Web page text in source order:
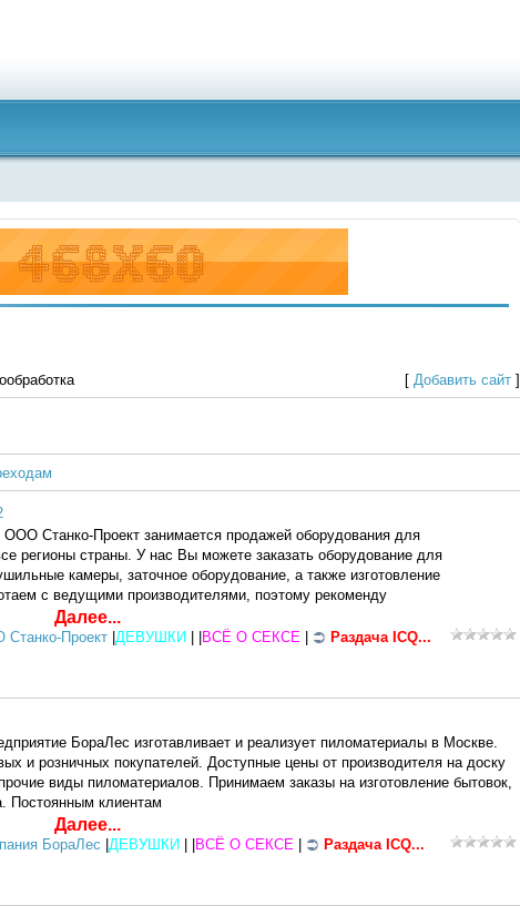
[ Добавить сайт]
ООО Станко-Проект занимается продажей оборудования для
регионы страны. У нас Вы можете заказать оборудование для
камеры, заточное оборудование, а также изготовление
с ведущими производителями, поэтому рекоменду
Далее...
Проект|ДЕВУШКИ| |ВСЁ О СЕКСЕ |
Раздача ICQ...
БораЛес изготавливает и реализует пиломатериалы в Москве.
и розничных покупателей. Доступные цены от производителя на доску
виды пиломатериалов. Принимаем заказы на изготовление бытовок,
Постоянным клиентам
Далее...
БораЛес |ДЕВУШКИ| |ВСЁ О СЕКСЕ |
Раздача ICQ...